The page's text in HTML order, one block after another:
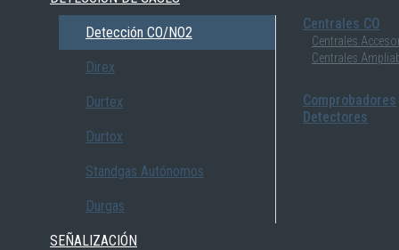
Detección CO/NO2
Direx
Durtex
Durtox
Standgas Autónomos
Durgas
Centrales CO
Centrales
Centrales
Comprobadores
Detectores
SEÑALIZACIÓN